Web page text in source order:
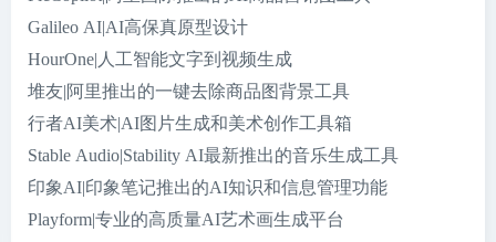
Galileo AI|AI高保真原型设计
HourOne|人工智能文字到视频生成
堆友|阿里推出的一键去除商品图背景工具
行者AI美术|AI图片生成和美术创作工具箱
Stable Audio|Stability AI最新推出的音乐生成工具
印象AI|印象笔记推出的AI知识和信息管理功能
Playform|专业的高质量AI艺术画生成平台